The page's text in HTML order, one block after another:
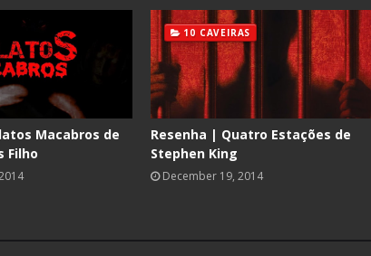
Macabros de
Filho
10 CAVEIRAS
Resenha | Quatro Estações de
Stephen King
December 19, 2014